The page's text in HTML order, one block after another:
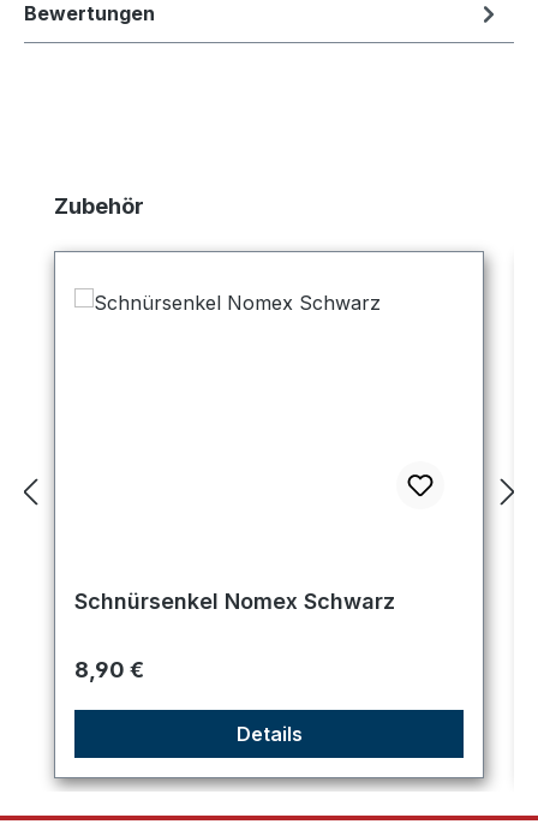
Bewertungen
Produktgalerie überspringen
Zubehör
Schnürsenkel Nomex Schwarz
Regulärer Preis:
8,90 €
Details